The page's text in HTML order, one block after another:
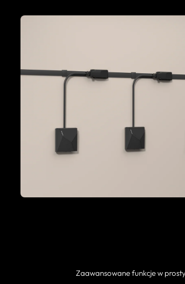
Zaawansowane funkcje w